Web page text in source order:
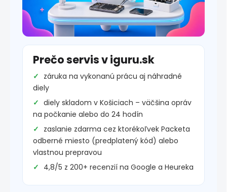
Prečo servis v iguru.sk
záruka na vykonanú prácu aj náhradné
diely
diely skladom v Košiciach – väčšina opráv
na počkanie alebo do 24 hodín
zaslanie zdarma cez ktorékoľvek Packeta
odberné miesto (predplatený kód) alebo
vlastnou prepravou
4,8/5 z 200+ recenzií na Google a Heureka